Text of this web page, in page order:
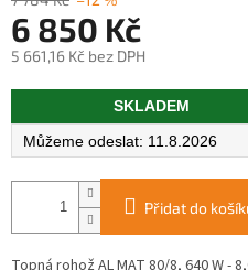
6 850 Kč
5 661,16 Kč bez DPH
Měrná
SKLADEM
11.8.2026
Přidat do